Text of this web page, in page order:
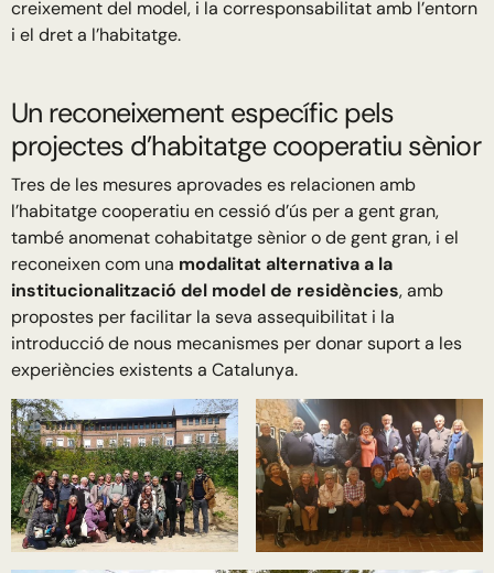
creixement del model, i la corresponsabilitat amb l’entorn
i el dret a l’habitatge.
Un reconeixement específic pels
projectes d’habitatge cooperatiu sènior
Tres de les mesures aprovades es relacionen amb
l’habitatge cooperatiu en cessió d’ús per a gent gran,
també anomenat cohabitatge sènior o de gent gran, i el
reconeixen com una modalitat alternativa a la
institucionalització del model de residències, amb
propostes per facilitar la seva assequibilitat i la
introducció de nous mecanismes per donar suport a les
experiències existents a Catalunya.